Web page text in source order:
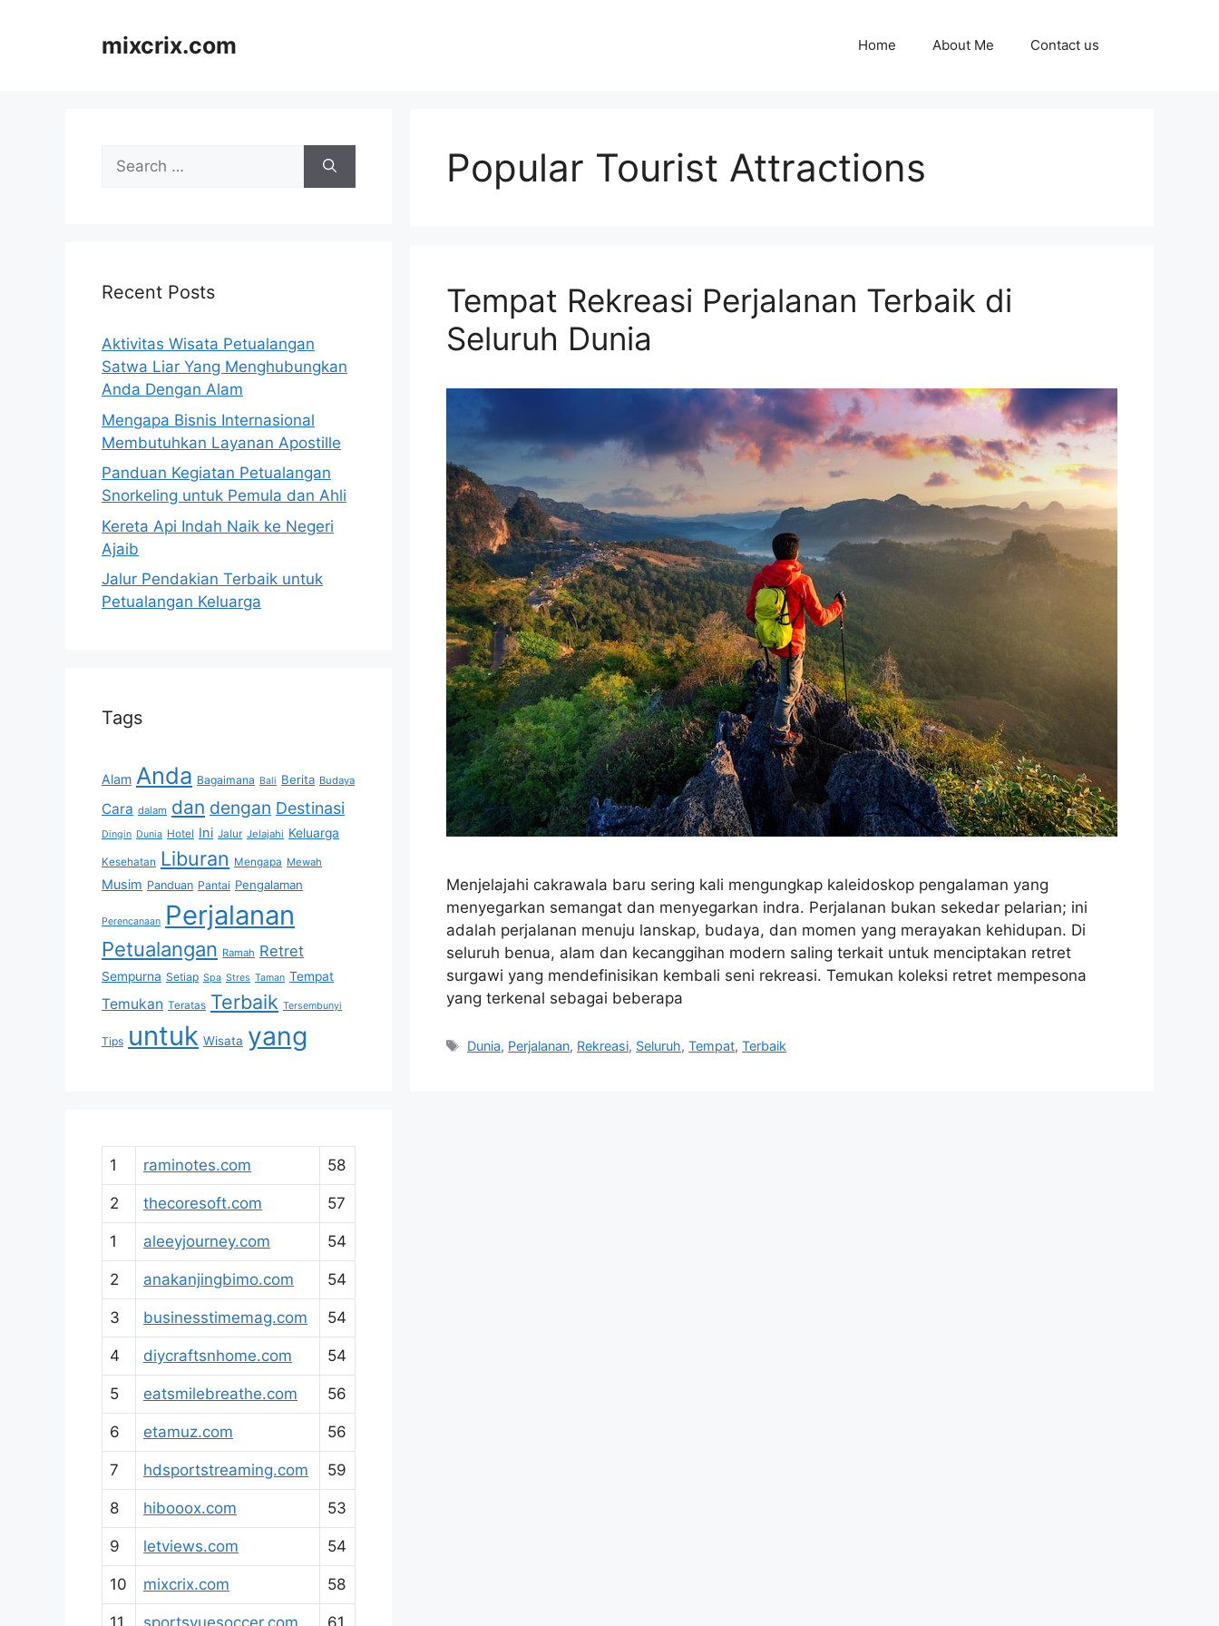
mixcrix.com Home About Me Contact us
Popular Tourist Attractions
Tempat Rekreasi Perjalanan Terbaik di
Seluruh Dunia
Menjelajahi cakrawala baru sering kali mengungkap kaleidoskop pengalaman yang
menyegarkan semangat dan menyegarkan indra. Perjalanan bukan sekedar pelarian; ini
adalah perjalanan menuju lanskap, budaya, dan momen yang merayakan kehidupan. Di
seluruh benua, alam dan kecanggihan modern saling terkait untuk menciptakan retret
surgawi yang mendefinisikan kembali seni rekreasi. Temukan koleksi retret mempesona
yang terkenal sebagai beberapa
Tags
Dunia, Perjalanan, Rekreasi, Seluruh,Tempat,Terbaik
Search
for:
Recent Posts
Aktivitas Wisata Petualangan
Satwa Liar Yang Menghubungkan
Anda Dengan Alam
Mengapa Bisnis Internasional
Membutuhkan Layanan Apostille
Panduan Kegiatan Petualangan
Snorkeling untuk Pemula dan Ahli
Kereta Api Indah Naik ke Negeri
Ajaib
Jalur Pendakian Terbaik untuk
Petualangan Keluarga
Tags
Alam Anda Bagaimana Bali Berita Budaya
Cara dalam dan dengan Destinasi
Dingin Dunia Hotel Ini Jalur Jelajahi Keluarga
Kesehatan Liburan Mengapa Mewah
Musim Panduan Pantai Pengalaman
Perencanaan Perjalanan
Petualangan Ramah Retret
Sempurna Setiap Spa Stres Taman Tempat
Temukan Teratas Terbaik Tersembunyi
Tips untuk Wisata yang
1 raminotes.com 58
2 thecoresoft.com 57
1 aleeyjourney.com 54
2 anakanjingbimo.com 54
3 businesstimemag.com 54
4 diycraftsnhome.com 54
5 eatsmilebreathe.com 56
6 etamuz.com 56
7 hdsportstreaming.com 59
8 hibooox.com 53
9 letviews.com 54
10 mixcrix.com 58
11 sportsvuesoccer.com 61